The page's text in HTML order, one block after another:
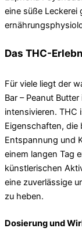
eine süße
Das THC-
Für viele liegt der
Bar – Peanut
intensivieren. THC
Eigenschaften, die
Entspannung und
einem langen Tag
künstlerischen
eine zuverlässige
zu heben.
Dosierung und